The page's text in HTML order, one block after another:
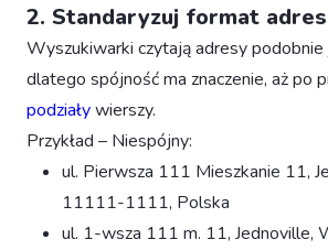
2. Standaryzuj format
Wyszukiwarki czytają adresy
dlatego spójność ma znaczenie, aż po
podziaływierszy.
Przykład – Niespójny:
ul. Pierwsza 111 Mieszkanie 11,
11111-1111, Polska
ul. 1-wsza 111 m. 11, Jednoville,